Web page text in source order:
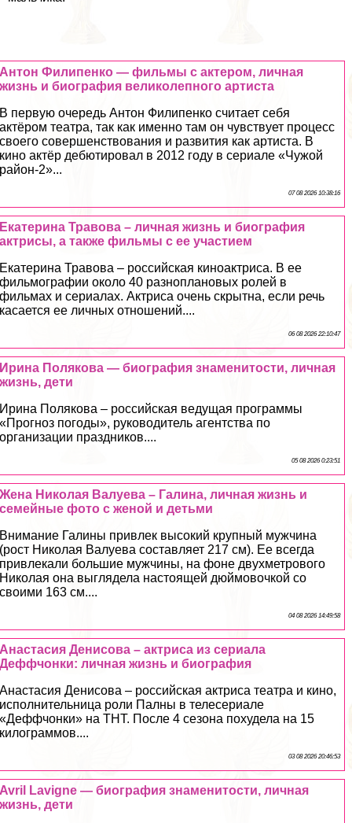
Антон Филипенко — фильмы с актером, личная
жизнь и биография великолепного артиста
В первую очередь Антон Филипенко считает себя
актёром театра, так как именно там он чувствует процесс
своего совершенствования и развития как артиста. В
кино актёр дебютировал в 2012 году в сериале «Чужой
район-2»...
07 08 2026 10:38:16
Екатерина Травова – личная жизнь и биография
актрисы, а также фильмы с ее участием
Екатерина Травова – российская киноактриса. В ее
фильмографии около 40 разноплановых ролей в
фильмах и сериалах. Актриса очень скрытна, если речь
касается ее личных отношений....
06 08 2026 22:10:47
Ирина Полякова — биография знаменитости, личная
жизнь, дети
Ирина Полякова – российская ведущая программы
«Прогноз погоды», руководитель агентства по
организации праздников....
05 08 2026 0:23:51
Жена Николая Валуева – Галина, личная жизнь и
семейные фото с женой и детьми
Внимание Галины привлек высокий крупный мужчина
(рост Николая Валуева составляет 217 см). Ее всегда
привлекали большие мужчины, на фоне двухметрового
Николая она выглядела настоящей дюймовочкой со
своими 163 см....
04 08 2026 14:49:58
Анастасия Денисова – актриса из сериала
Деффчонки: личная жизнь и биография
Анастасия Денисова – российская актриса театра и кино,
исполнительница роли Палны в телесериале
«Деффчонки» на ТНТ. После 4 сезона похудела на 15
килограммов....
03 08 2026 20:46:53
Avril Lavigne — биография знаменитости, личная
жизнь, дети